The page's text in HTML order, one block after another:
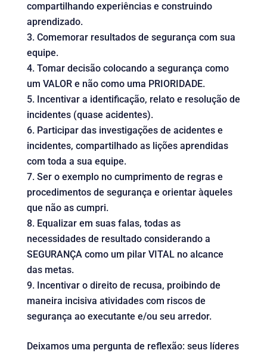
compartilhando experiências e construindo
aprendizado.
Comemorar resultados de segurança com sua
equipe.
Tomar decisão colocando a segurança como
um VALOR e não como uma PRIORIDADE.
Incentivar a identificação, relato e resolução de
incidentes (quase acidentes).
Participar das investigações de acidentes e
incidentes, compartilhado as lições aprendidas
com toda a sua equipe.
Ser o exemplo no cumprimento de regras e
procedimentos de segurança e orientar àqueles
que não as cumpri.
Equalizar em suas falas, todas as
necessidades de resultado considerando a
SEGURANÇA como um pilar VITAL no alcance
das metas.
Incentivar o direito de recusa, proibindo de
maneira incisiva atividades com riscos de
segurança ao executante e/ou seu arredor.
Deixamos uma pergunta de reflexão: seus líderes